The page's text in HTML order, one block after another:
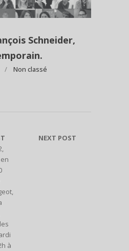
Schneider,
Non classé
à
NEXT POST